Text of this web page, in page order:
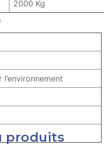
2000 Kg
produits